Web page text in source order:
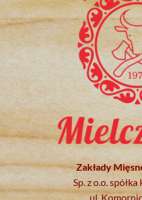
Zakłady
Sp. z o.o.
ul.